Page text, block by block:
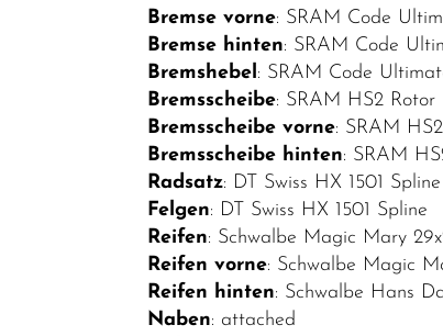
Bremse vorne: SRAM Code
Bremse hinten: SRAM Code
Bremshebel: SRAM Code
Bremsscheibe: SRAM HS2 Rotor
Bremsscheibe vorne: SRAM
Bremsscheibe hinten: SRAM
Radsatz: DT Swiss HX 1501 Spline
Felgen: DT Swiss HX 1501 Spline
Reifen: Schwalbe Magic Mary
Reifen vorne: Schwalbe Magic
Reifen hinten: Schwalbe Hans
Naben: attached